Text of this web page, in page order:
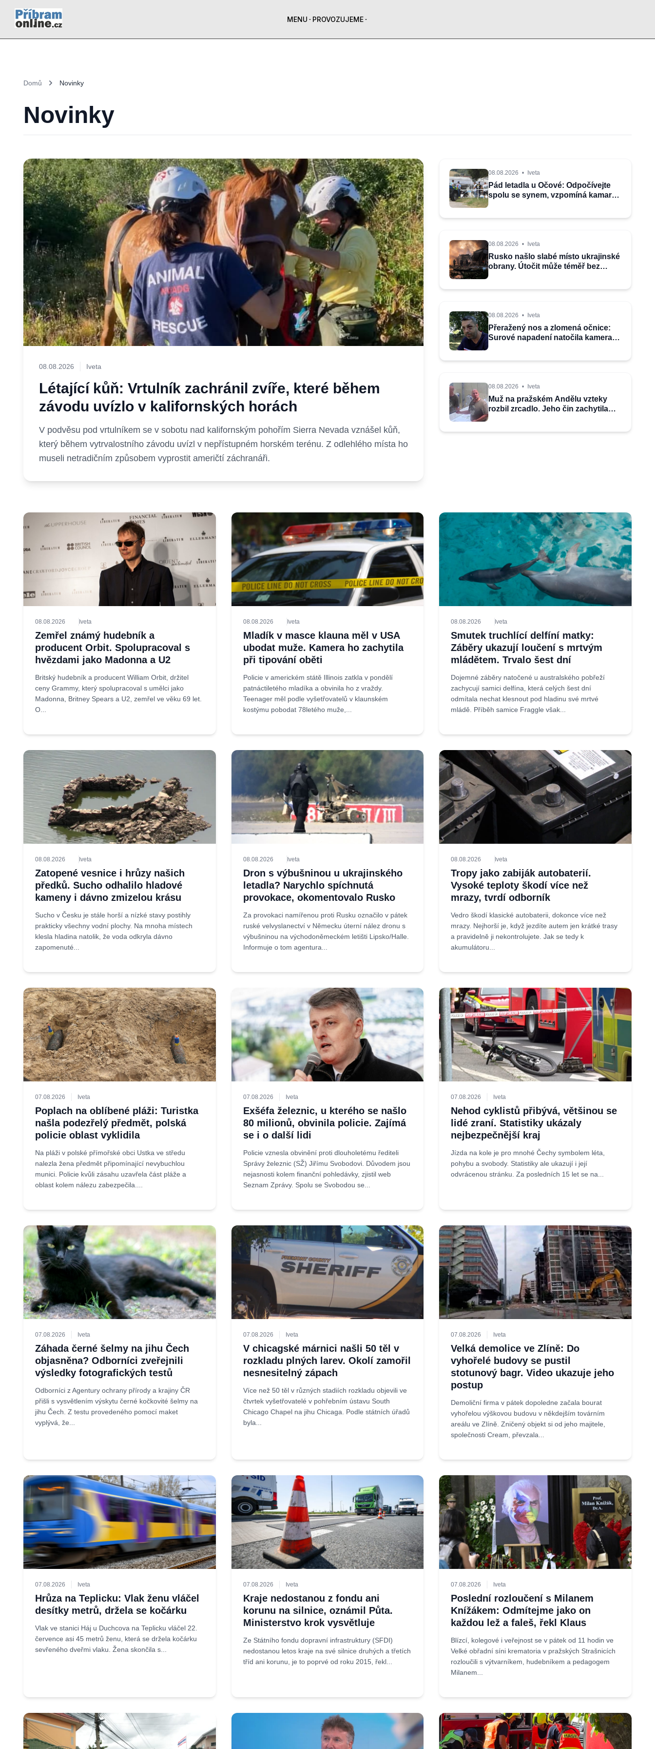
MENU PROVOZUJEME
Domů Novinky
Novinky
08.08.2026 Iveta
Létající kůň: Vrtulník zachránil zvíře, které během
závodu uvízlo v kalifornských horách
V podvěsu pod vrtulníkem se v sobotu nad kalifornským pohořím Sierra Nevada vznášel kůň,
který během vytrvalostního závodu uvízl v nepřístupném horském terénu. Z odlehlého místa ho
museli netradičním způsobem vyprostit američtí záchranáři.
08.08.2026 • Iveta
Pád letadla u Očové: Odpočívejte
spolu se synem, vzpomíná kamarád
08.08.2026 • Iveta
Rusko našlo slabé místo ukrajinské
obrany. Útočit může téměř bez
08.08.2026 • Iveta
Přeražený nos a zlomená očnice:
Surové napadení natočila kamera,
08.08.2026 • Iveta
Muž na pražském Andělu vzteky
rozbil zrcadlo. Jeho čin zachytila
08.08.2026 Iveta
Zemřel známý hudebník a
producent Orbit. Spolupracoval s
hvězdami jako Madonna a U2
Britský hudebník a producent William Orbit, držitel
ceny Grammy, který spolupracoval s umělci jako
Madonna, Britney Spears a U2, zemřel ve věku 69 let.
O...
08.08.2026 Iveta
Mladík v masce klauna měl v USA
ubodat muže. Kamera ho zachytila
při tipování oběti
Policie v americkém státě Illinois zatkla v pondělí
patnáctiletého mladíka a obvinila ho z vraždy.
Teenager měl podle vyšetřovatelů v klaunském
kostýmu pobodat 78letého muže,...
08.08.2026 Iveta
Smutek truchlící delfíní matky:
Záběry ukazují loučení s mrtvým
mládětem. Trvalo šest dní
Dojemné záběry natočené u australského pobřeží
zachycují samici delfína, která celých šest dní
odmítala nechat klesnout pod hladinu své mrtvé
mládě. Příběh samice Fraggle však...
08.08.2026 Iveta
Zatopené vesnice i hrůzy našich
předků. Sucho odhalilo hladové
kameny i dávno zmizelou krásu
Sucho v Česku je stále horší a nízké stavy postihly
prakticky všechny vodní plochy. Na mnoha místech
klesla hladina natolik, že voda odkryla dávno
zapomenuté...
08.08.2026 Iveta
Dron s výbušninou u ukrajinského
letadla? Narychlo spíchnutá
provokace, okomentovalo Rusko
Za provokaci namířenou proti Rusku označilo v pátek
ruské velvyslanectví v Německu úterní nález dronu s
výbušninou na východoněmeckém letišti Lipsko/Halle.
Informuje o tom agentura...
08.08.2026 Iveta
Tropy jako zabiják autobaterií.
Vysoké teploty škodí více než
mrazy, tvrdí odborník
Vedro škodí klasické autobaterii, dokonce více než
mrazy. Nejhorší je, když jezdíte autem jen krátké trasy
a pravidelně ji nekontrolujete. Jak se tedy k
akumulátoru...
07.08.2026 Iveta
Poplach na oblíbené pláži: Turistka
našla podezřelý předmět, polská
policie oblast vyklidila
Na pláži v polské přímořské obci Ustka ve středu
nalezla žena předmět připomínající nevybuchlou
munici. Policie kvůli zásahu uzavřela část pláže a
oblast kolem nálezu zabezpečila....
07.08.2026 Iveta
Exšéfa železnic, u kterého se našlo
80 milionů, obvinila policie. Zajímá
se i o další lidi
Policie vznesla obvinění proti dlouholetému řediteli
Správy železnic (SŽ) Jiřímu Svobodovi. Důvodem jsou
nejasnosti kolem finanční pohledávky, zjistil web
Seznam Zprávy. Spolu se Svobodou se...
07.08.2026 Iveta
Nehod cyklistů přibývá, většinou se
lidé zraní. Statistiky ukázaly
nejbezpečnější kraj
Jízda na kole je pro mnohé Čechy symbolem léta,
pohybu a svobody. Statistiky ale ukazují i její
odvrácenou stránku. Za posledních 15 let se na...
07.08.2026 Iveta
Záhada černé šelmy na jihu Čech
objasněna? Odborníci zveřejnili
výsledky fotografických testů
Odborníci z Agentury ochrany přírody a krajiny ČR
přišli s vysvětlením výskytu černé kočkovité šelmy na
jihu Čech. Z testu provedeného pomocí maket
vyplývá, že...
07.08.2026 Iveta
V chicagské márnici našli 50 těl v
rozkladu plných larev. Okolí zamořil
nesnesitelný zápach
Více než 50 těl v různých stadiích rozkladu objevili ve
čtvrtek vyšetřovatelé v pohřebním ústavu South
Chicago Chapel na jihu Chicaga. Podle státních úřadů
byla...
07.08.2026 Iveta
Velká demolice ve Zlíně: Do
vyhořelé budovy se pustil
stotunový bagr. Video ukazuje jeho
postup
Demoliční firma v pátek dopoledne začala bourat
vyhořelou výškovou budovu v někdejším továrním
areálu ve Zlíně. Zničený objekt si od jeho majitele,
společnosti Cream, převzala...
07.08.2026 Iveta
Hrůza na Teplicku: Vlak ženu vláčel
desítky metrů, držela se kočárku
Vlak ve stanici Háj u Duchcova na Teplicku vláčel 22.
července asi 45 metrů ženu, která se držela kočárku
sevřeného dveřmi vlaku. Žena skončila s...
07.08.2026 Iveta
Kraje nedostanou z fondu ani
korunu na silnice, oznámil Půta.
Ministerstvo krok vysvětluje
Ze Státního fondu dopravní infrastruktury (SFDI)
nedostanou letos kraje na své silnice druhých a třetích
tříd ani korunu, je to poprvé od roku 2015, řekl...
07.08.2026 Iveta
Poslední rozloučení s Milanem
Knížákem: Odmítejme jako on
každou lež a faleš, řekl Klaus
Blízcí, kolegové i veřejnost se v pátek od 11 hodin ve
Velké obřadní síni krematoria v pražských Strašnicích
rozloučili s výtvarníkem, hudebníkem a pedagogem
Milanem...